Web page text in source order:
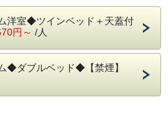
は、ホテルよりご連絡いたします。（近
ングを お客様ご自身でご利用くださ
ームページのアクセス欄をご確認くだ
湯税）、200円（宿泊税）が別途大人の
す。
ピザ、カニもお楽しみいただけます。
期によって異なる場合がございます。
（最終入場 20:00）
日や熱海の夜景が一望できます。
がいらっしゃる場合は備考欄へご人数を
団を敷いて頂いております。
洋室◆ツインベッド＋天蓋付
円～ /人
ム◆ダブルベッド◆【禁煙】